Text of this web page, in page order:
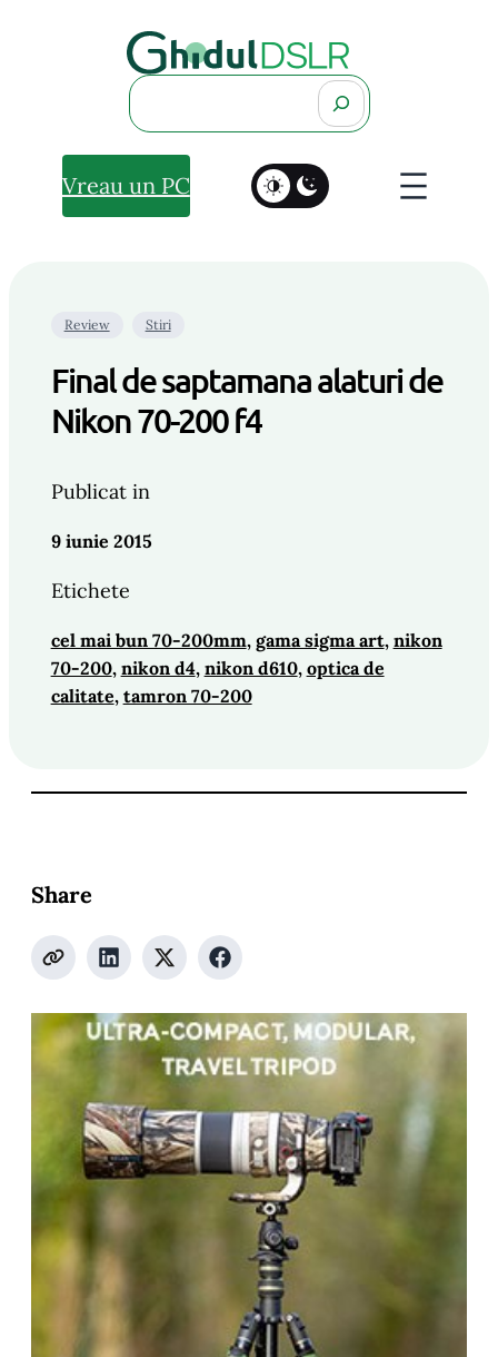
Search
Vreau un PC
Review Stiri
Final de saptamana alaturi de
Nikon 70-200 f4
Publicat in
9 iunie 2015
Etichete
cel mai bun 70-200mm, gama sigma art, nikon
70-200, nikon d4, nikon d610, optica de
calitate, tamron 70-200
Share